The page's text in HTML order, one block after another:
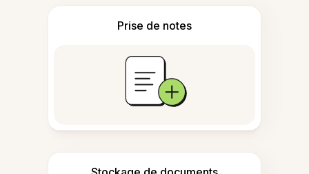
Prise de notes